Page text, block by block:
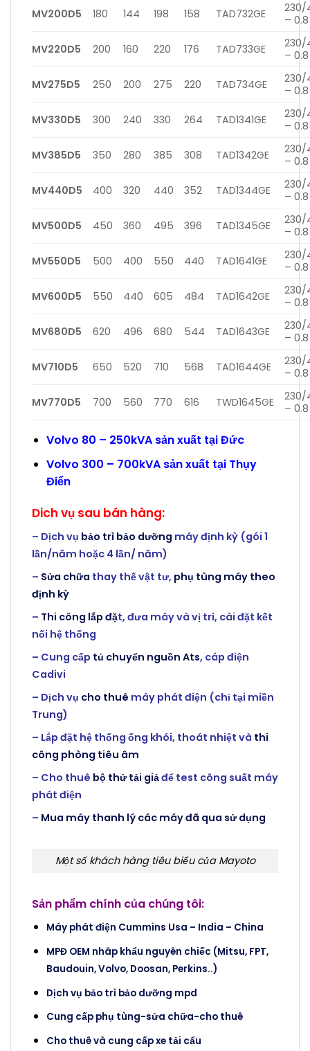
MV200D5 180 144 198 158 TAD732GE
230/
– 0.8
MV220D5 200 160 220 176 TAD733GE
230/
– 0.8
MV275D5 250 200 275 220 TAD734GE
230/
– 0.8
MV330D5 300 240 330 264 TAD1341GE
230/
– 0.8
MV385D5 350 280 385 308 TAD1342GE
230/
– 0.8
MV440D5 400 320 440 352 TAD1344GE
230/
– 0.8
MV500D5 450 360 495 396 TAD1345GE
230/
– 0.8
MV550D5 500 400 550 440 TAD1641GE
230/
– 0.8
MV600D5 550 440 605 484 TAD1642GE
230/
– 0.8
MV680D5 620 496 680 544 TAD1643GE
230/
– 0.8
MV710D5 650 520 710 568 TAD1644GE
230/
– 0.8
MV770D5 700 560 770 616 TWD1645GE
230/
– 0.8
Volvo 80 – 250kVA sản xuất tại Đức
Volvo 300 – 700kVA sản xuất tại Thụy
Điển
Dich vụ sau bán hàng:
– Dịch vụ bảo trì bảo dưỡng máy định kỳ (gói 1
lần/năm hoặc 4 lần/ năm)
– Sửa chữa thay thế vật tư, phụ tùng máy theo
định kỳ
– Thi công lắp đặt, đưa máy và vị trí, cài đặt kết
nối hệ thống
– Cung cấp tủ chuyển nguồn Ats, cáp điện
Cadivi
– Dịch vụ cho thuê máy phát điện (chỉ tại miền
Trung)
– Lắp đặt hệ thống ống khói, thoát nhiệt và thi
công phòng tiêu âm
– Cho thuê bộ thử tải giảđể test công suất máy
phát điện
– Mua máy thanh lý các máy đã qua sử dụng
Một số khách hàng tiêu biểu của Mayoto
Sản phẩm chính của chúng tôi:
Máy phát điện Cummins Usa – India – China
MPĐ OEM nhâp khẩu nguyên chiếc (Mitsu, FPT,
Baudouin, Volvo, Doosan, Perkins..)
Dịch vụ bảo trì bảo dưỡng mpd
Cung cấp phụ tùng-sửa chữa-cho thuê
Cho thuê và cung cấp xe tải cẩu